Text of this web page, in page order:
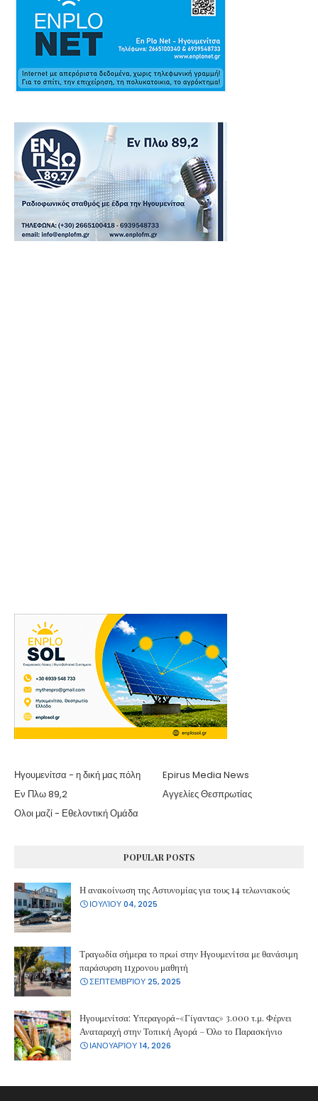
Ηγουμενίτσα - η δική μας πόλη
Epirus Media News
Εν Πλω 89,2
Αγγελίες Θεσπρωτίας
Ολοι μαζί - Εθελοντική Ομάδα
POPULAR POSTS
Η ανακοίνωση της Αστυνομίας για τους 14 τελωνιακούς
ΙΟΥΛΊΟΥ 04, 2025
Τραγωδία σήμερα το πρωί στην Ηγουμενίτσα με θανάσιμη
παράσυρση 11χρονου μαθητή
ΣΕΠΤΕΜΒΡΊΟΥ 25, 2025
Ηγουμενίτσα: Υπεραγορά-«Γίγαντας» 3.000 τ.μ. Φέρνει
Αναταραχή στην Τοπική Αγορά – Όλο το Παρασκήνιο
ΙΑΝΟΥΑΡΊΟΥ 14, 2026